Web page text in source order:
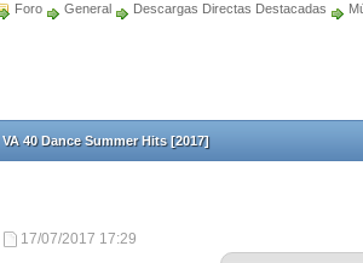
Foro General Descargas Directas Destacadas
VA 40 Dance Summer Hits [2017]
17/07/2017 17:29